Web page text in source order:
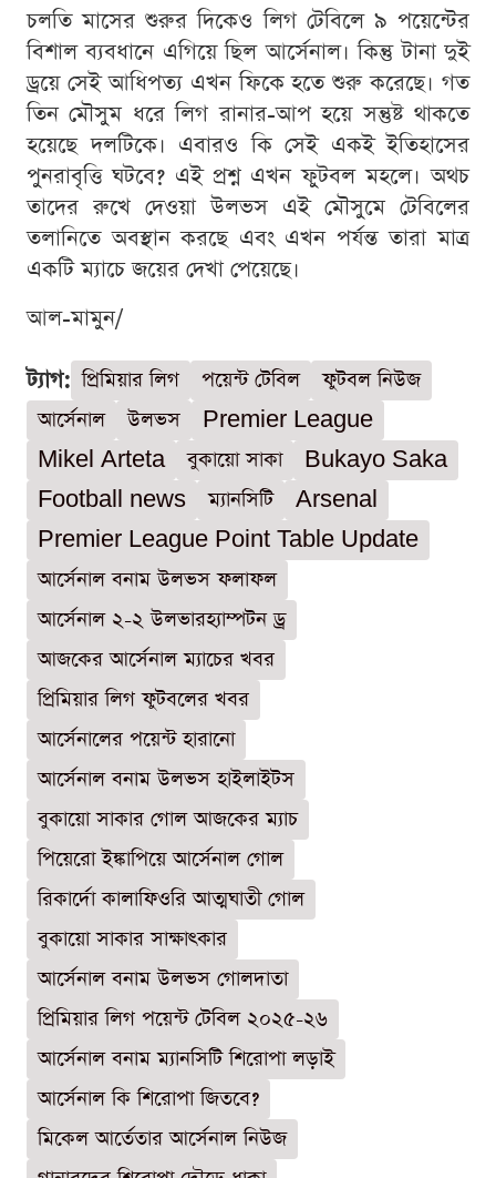
চলতি মাসের শুরুর দিকেও লিগ টেবিলে ৯ পয়েন্টের
বিশাল ব্যবধানে এগিয়ে ছিল আর্সেনাল। কিন্তু টানা দুই
ড্রয়ে সেই আধিপত্য এখন ফিকে হতে শুরু করেছে। গত
তিন মৌসুম ধরে লিগ রানার-আপ হয়ে সন্তুষ্ট থাকতে
হয়েছে দলটিকে। এবারও কি সেই একই ইতিহাসের
পুনরাবৃত্তি ঘটবে? এই প্রশ্ন এখন ফুটবল মহলে। অথচ
তাদের রুখে দেওয়া উলভস এই মৌসুমে টেবিলের
তলানিতে অবস্থান করছে এবং এখন পর্যন্ত তারা মাত্র
একটি ম্যাচে জয়ের দেখা পেয়েছে।
আল-মামুন/
ট্যাগ: প্রিমিয়ার লিগ পয়েন্ট টেবিল
ফুটবল নিউজ
আর্সেনাল
উলভস
Premier League
Mikel Arteta
বুকায়ো সাকা
Bukayo Saka
Football news
ম্যানসিটি
Arsenal
Premier League Point Table Update
আর্সেনাল বনাম উলভস ফলাফল
আর্সেনাল ২-২ উলভারহ্যাম্পটন ড্র
আজকের আর্সেনাল ম্যাচের খবর
প্রিমিয়ার লিগ ফুটবলের খবর
আর্সেনালের পয়েন্ট হারানো
আর্সেনাল বনাম উলভস হাইলাইটস
বুকায়ো সাকার গোল আজকের ম্যাচ
পিয়েরো ইঙ্কাপিয়ে আর্সেনাল গোল
রিকার্দো কালাফিওরি আত্মঘাতী গোল
বুকায়ো সাকার সাক্ষাৎকার
আর্সেনাল বনাম উলভস গোলদাতা
প্রিমিয়ার লিগ পয়েন্ট টেবিল ২০২৫-২৬
আর্সেনাল বনাম ম্যানসিটি শিরোপা লড়াই
আর্সেনাল কি শিরোপা জিতবে?
মিকেল আর্তেতার আর্সেনাল নিউজ